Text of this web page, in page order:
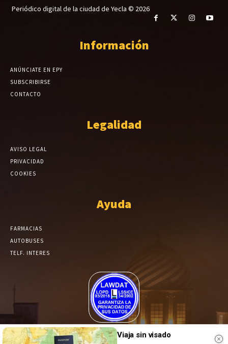
Periódico digital de la ciudad de Yecla © 2026
Información
ANÚNCIATE EN EPY
SUBSCRIBIRSE
CONTACTO
Legalidad
AVISO LEGAL
PRIVACIDAD
COOKIES
Ayuda
FARMACIAS
AUTOBUSES
TELF. INTERES
El Periódico de Yecla alcanza un grado más de compromiso en el
tratamiento de sus datos.
Viaja sin visado